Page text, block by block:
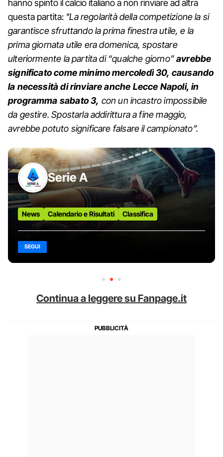
hanno spinto il calcio italiano a non rinviare ad altra
questa partita: "La regolarità della competizione la si
garantisce sfruttando la prima finestra utile, e la
prima giornata utile era domenica, spostare
ulteriormente la partita di “qualche giorno”avrebbe
significato come minimo mercoledì 30, causando
la necessità di rinviare anche Lecce Napoli, in
programma sabato 3, con un incastro impossibile
da gestire. Spostarla addirittura a fine maggio,
avrebbe potuto significare falsare il campionato”.
Serie A
News Calendario e Risultati Classifica
SEGUI
Continua a leggere su Fanpage.it